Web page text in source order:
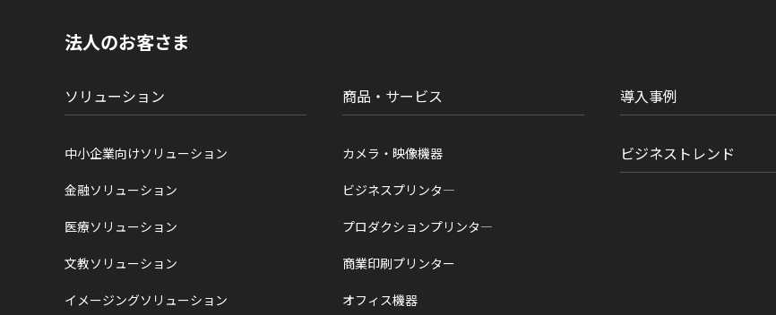
法人のお客さま
ソリューション
中小企業向けソリューション
金融ソリューション
医療ソリューション
文教ソリューション
イメージングソリューション
商品・サービス
カメラ・映像機器
ビジネスプリンタ―
プロダクションプリンタ―
商業印刷プリンター
オフィス機器
導入事例
ビジネストレンド